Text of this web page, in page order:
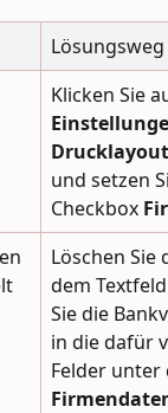
Lösungsweg
Klicken Sie
Drucklayout
und setzen
Checkbox
Löschen
dem
Sie die
in die dafür
Felder